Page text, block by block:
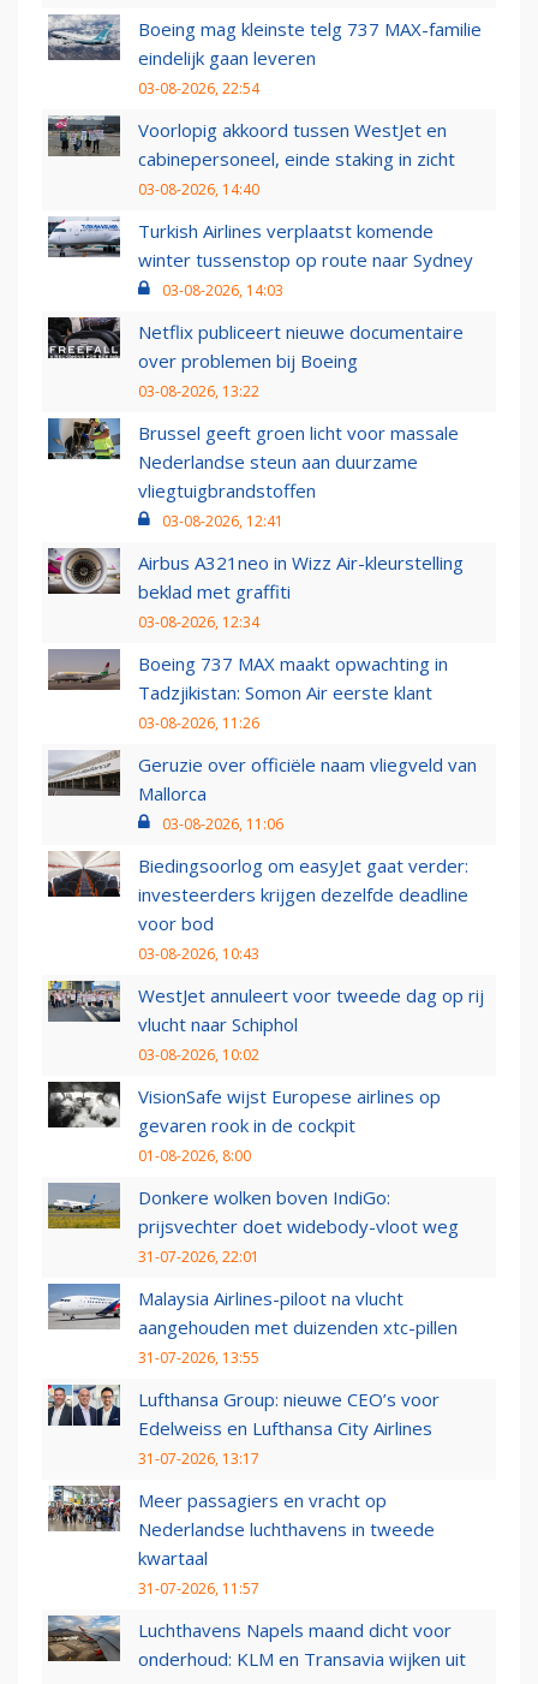
Boeing mag kleinste telg 737 MAX-familie
eindelijk gaan leveren
03-08-2026, 22:54
Voorlopig akkoord tussen WestJet en
cabinepersoneel, einde staking in zicht
03-08-2026, 14:40
Turkish Airlines verplaatst komende
winter tussenstop op route naar Sydney
03-08-2026, 14:03
Netflix publiceert nieuwe documentaire
over problemen bij Boeing
03-08-2026, 13:22
Brussel geeft groen licht voor massale
Nederlandse steun aan duurzame
vliegtuigbrandstoffen
03-08-2026, 12:41
Airbus A321neo in Wizz Air-kleurstelling
beklad met graffiti
03-08-2026, 12:34
Boeing 737 MAX maakt opwachting in
Tadzjikistan: Somon Air eerste klant
03-08-2026, 11:26
Geruzie over officiële naam vliegveld van
Mallorca
03-08-2026, 11:06
Biedingsoorlog om easyJet gaat verder:
investeerders krijgen dezelfde deadline
voor bod
03-08-2026, 10:43
WestJet annuleert voor tweede dag op rij
vlucht naar Schiphol
03-08-2026, 10:02
VisionSafe wijst Europese airlines op
gevaren rook in de cockpit
01-08-2026, 8:00
Donkere wolken boven IndiGo:
prijsvechter doet widebody-vloot weg
31-07-2026, 22:01
Malaysia Airlines-piloot na vlucht
aangehouden met duizenden xtc-pillen
31-07-2026, 13:55
Lufthansa Group: nieuwe CEO’s voor
Edelweiss en Lufthansa City Airlines
31-07-2026, 13:17
Meer passagiers en vracht op
Nederlandse luchthavens in tweede
kwartaal
31-07-2026, 11:57
Luchthavens Napels maand dicht voor
onderhoud: KLM en Transavia wijken uit